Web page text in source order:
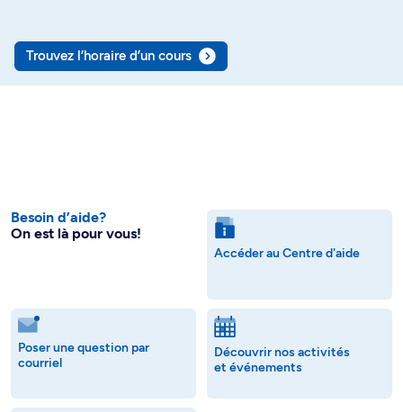
Trouvez l’horaire d’un cours
Besoin d’aide?
On est là pour vous!
Accéder au Centre d'aide
Poser une question par
courriel
Découvrir nos activités
et événements